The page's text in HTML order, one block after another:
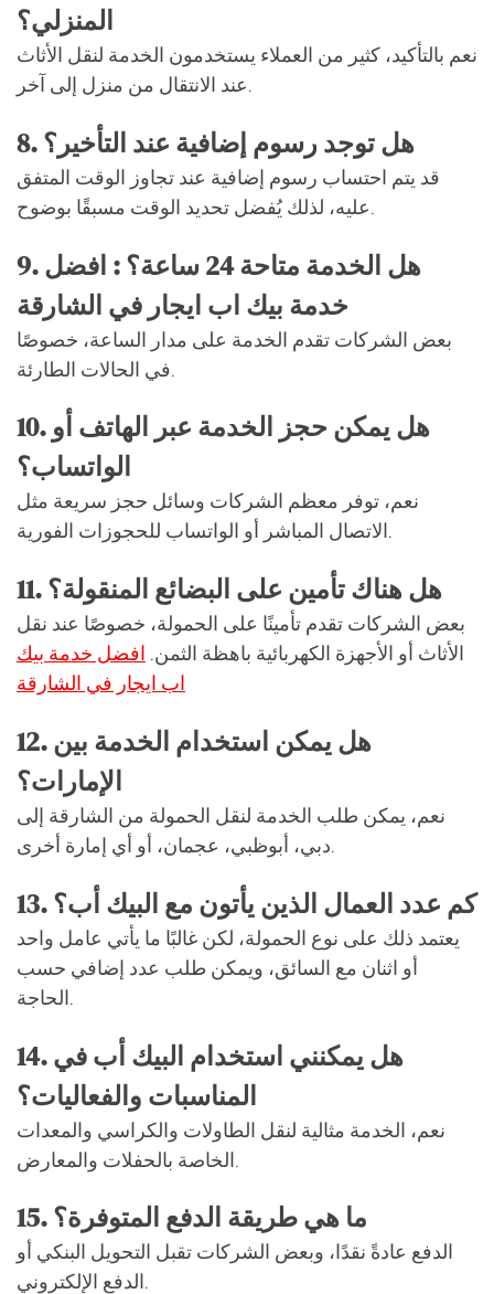
المنزلي؟
نعم بالتأكيد، كثير من العملاء يستخدمون الخدمة لنقل الأثاث
عند الانتقال من منزل إلى آخر.
8. هل توجد رسوم إضافية عند التأخير؟
قد يتم احتساب رسوم إضافية عند تجاوز الوقت المتفق
عليه، لذلك يُفضل تحديد الوقت مسبقًا بوضوح.
9. هل الخدمة متاحة 24 ساعة؟ : افضل
خدمة بيك اب ايجار في الشارقة
بعض الشركات تقدم الخدمة على مدار الساعة، خصوصًا
في الحالات الطارئة.
10. هل يمكن حجز الخدمة عبر الهاتف أو
الواتساب؟
نعم، توفر معظم الشركات وسائل حجز سريعة مثل
الاتصال المباشر أو الواتساب للحجوزات الفورية.
11. هل هناك تأمين على البضائع المنقولة؟
بعض الشركات تقدم تأمينًا على الحمولة، خصوصًا عند نقل
الأثاث أو الأجهزة الكهربائية باهظة الثمن. افضل خدمة بيك
اب ايجار في الشارقة
12. هل يمكن استخدام الخدمة بين
الإمارات؟
نعم، يمكن طلب الخدمة لنقل الحمولة من الشارقة إلى
دبي، أبوظبي، عجمان، أو أي إمارة أخرى.
13. كم عدد العمال الذين يأتون مع البيك أب؟
يعتمد ذلك على نوع الحمولة، لكن غالبًا ما يأتي عامل واحد
أو اثنان مع السائق، ويمكن طلب عدد إضافي حسب
الحاجة.
14. هل يمكنني استخدام البيك أب في
المناسبات والفعاليات؟
نعم، الخدمة مثالية لنقل الطاولات والكراسي والمعدات
الخاصة بالحفلات والمعارض.
15. ما هي طريقة الدفع المتوفرة؟
الدفع عادةً نقدًا، وبعض الشركات تقبل التحويل البنكي أو
الدفع الإلكتروني.